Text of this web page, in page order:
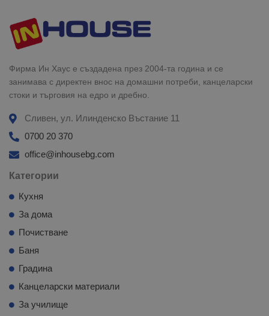
Фирма Ин Хаус е създадена през 2004-та година и се
занимава с директен внос на домашни потреби, канцеларски
стоки и търговия на едро и дребно.
Сливен, ул. Илинденско Въстание 11
0700 20 370
office@inhousebg.com
Категории
Кухня
За дома
Почистване
Баня
Градина
Канцеларски материали
За училище